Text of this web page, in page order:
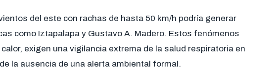
del este con rachas de hasta 50 km/h podría generar
como Iztapalapa y Gustavo A. Madero. Estos fenómenos
exigen una vigilancia extrema de la salud respiratoria en
la ausencia de una alerta ambiental formal.